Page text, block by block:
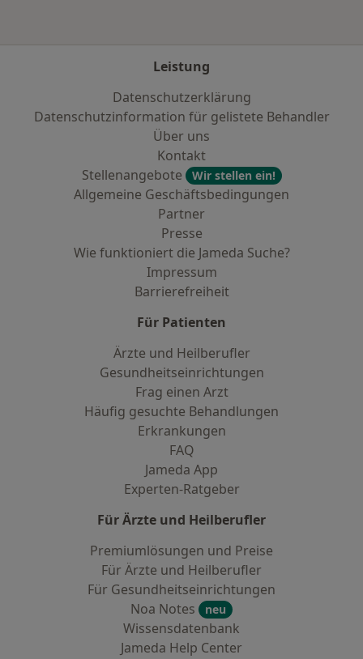
Leistung
Datenschutzerklärung
Datenschutzinformation für gelistete Behandler
Über uns
Kontakt
Stellenangebote
Wir stellen ein!
Allgemeine Geschäftsbedingungen
Partner
Presse
Wie funktioniert die Jameda Suche?
Impressum
Barrierefreiheit
Für Patienten
Ärzte und Heilberufler
Gesundheitseinrichtungen
Frag einen Arzt
Häufig gesuchte Behandlungen
Erkrankungen
FAQ
Jameda App
Experten-Ratgeber
Für Ärzte und Heilberufler
Premiumlösungen und Preise
Für Ärzte und Heilberufler
Für Gesundheitseinrichtungen
Noa Notes
neu
Wissensdatenbank
Jameda Help Center